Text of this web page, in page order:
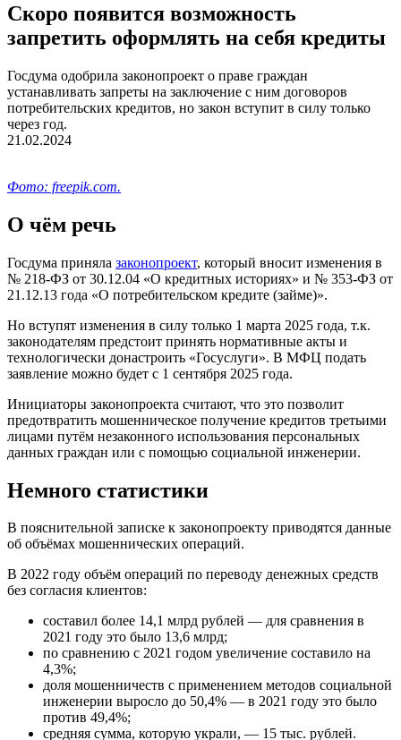
Скоро появится возможность
запретить оформлять на себя кредиты
Госдума одобрила законопроект о праве граждан
устанавливать запреты на заключение с ним договоров
потребительских кредитов, но закон вступит в силу только
через год.
21.02.2024
Фото: freepik.com.
О чём речь
Госдума приняла законопроект, который вносит изменения в
№ 218-ФЗ от 30.12.04 «О кредитных историях» и № 353-ФЗ от
21.12.13 года «О потребительском кредите (займе)».
Но вступят изменения в силу только 1 марта 2025 года, т.к.
законодателям предстоит принять нормативные акты и
технологически донастроить «Госуслуги». В МФЦ подать
заявление можно будет с 1 сентября 2025 года.
Инициаторы законопроекта считают, что это позволит
предотвратить мошенническое получение кредитов третьими
лицами путём незаконного использования персональных
данных граждан или с помощью социальной инженерии.
Немного статистики
В пояснительной записке к законопроекту приводятся данные
об объёмах мошеннических операций.
В 2022 году объём операций по переводу денежных средств
без согласия клиентов:
составил более 14,1 млрд рублей — для сравнения в
2021 году это было 13,6 млрд;
по сравнению с 2021 годом увеличение составило на
4,3%;
доля мошенничеств с применением методов социальной
инженерии выросло до 50,4% — в 2021 году это было
против 49,4%;
средняя сумма, которую украли, — 15 тыс. рублей.